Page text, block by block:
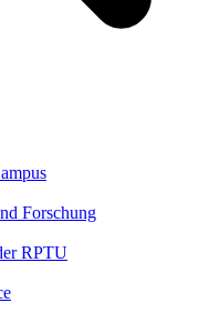
Forschung
RPTU